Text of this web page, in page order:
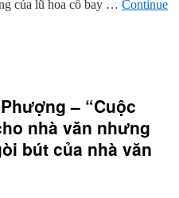
của lũ hoa cố bay … Continue
– “Cuộc
nhà văn nhưng
bút của nhà văn